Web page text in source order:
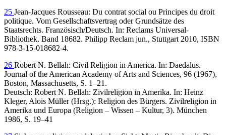
25 Jean-Jacques Rousseau: Du contrat social ou Principes du droit
politique. Vom Gesellschaftsvertrag oder Grundsätze des
Staatsrechts. Französisch/Deutsch. In: Reclams Universal-
Bibliothek. Band 18682. Philipp Reclam jun., Stuttgart 2010, ISBN
978-3-15-018682-4.
26 Robert N. Bellah: Civil Religion in America. In: Daedalus.
Journal of the American Academy of Arts and Sciences, 96 (1967),
Boston, Massachusetts, S. 1–21.
Deutsch: Robert N. Bellah: Zivilreligion in Amerika. In: Heinz
Kleger, Alois Müller (Hrsg.): Religion des Bürgers. Zivilreligion in
Amerika und Europa (Religion – Wissen – Kultur, 3). München
1986, S. 19–41